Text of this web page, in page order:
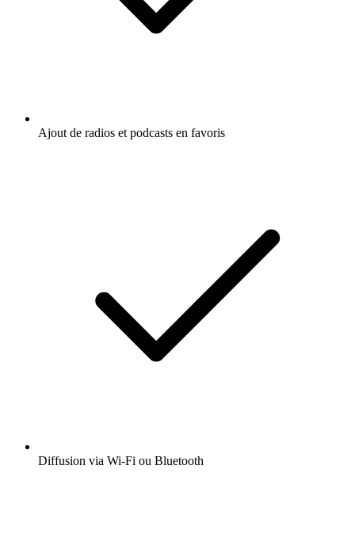
Ajout de radios et podcasts en favoris
Diffusion via Wi-Fi ou Bluetooth